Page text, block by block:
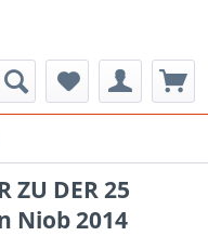
ZU DER 25
Niob 2014